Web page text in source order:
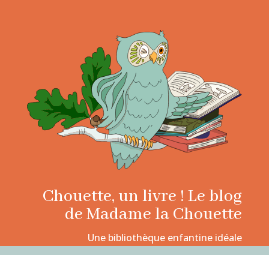
Chouette, un livre ! Le blog
de Madame la Chouette
Une bibliothèque enfantine idéale